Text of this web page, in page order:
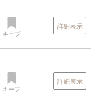
キープ
詳細表示
キープ
詳細表示